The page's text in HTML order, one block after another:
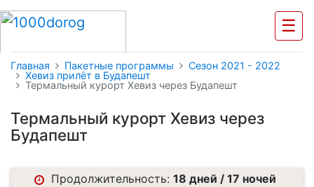
☰
Главная Пакетные программы
Cезон 2021 - 2022
Хевиз прилёт в Будапешт
Термальный курорт Хевиз через Будапешт
Термальный курорт Хевиз через
Будапешт
Продолжительность:18 дней / 17 ночей